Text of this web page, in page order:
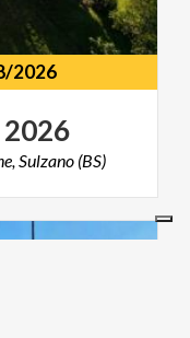
2026
2026
Sulzano (BS)